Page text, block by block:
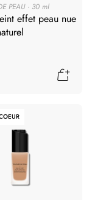
PEAU 30 ml
effet peau nue